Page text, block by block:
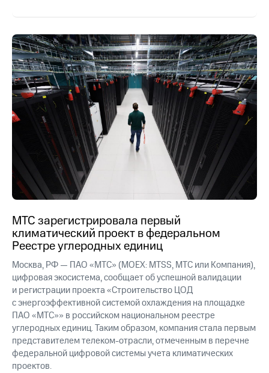
Другое
Регистратор
Реквизиты
Контакты
развитие
деловая этика
На главную
МТС зарегистрировала первый
климатический проект в федеральном
Реестре углеродных единиц
Москва, РФ — ПАО «МТС» (MOEX: MTSS, МТС или Компания),
цифровая экосистема, сообщает об успешной валидации
и регистрации проекта «Строительство ЦОД
с энергоэффективной системой охлаждения на площадке
ПАО «МТС»» в российском национальном реестре
углеродных единиц. Таким образом, компания стала первым
представителем телеком-отрасли, отмеченным в перечне
федеральной цифровой системы учета климатических
проектов.